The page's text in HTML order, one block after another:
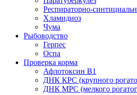
Респираторно-
Хламидиоз
Чума
Рыбоводство
Герпес
Оспа
Проверка корма
Афлотоксин В1
ДНК КРС (крупного
ДНК МРС (мелкого